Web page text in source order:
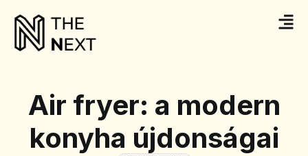
Air fryer: a modern
konyha újdonságai